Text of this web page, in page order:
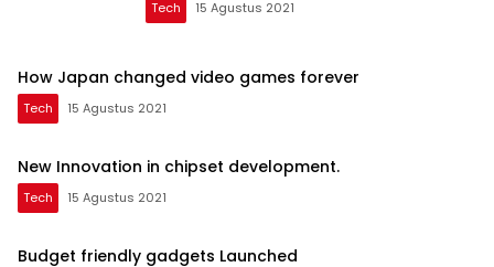
Tech 15 Agustus 2021
How Japan changed video games forever
Tech 15 Agustus 2021
New Innovation in chipset development.
Tech 15 Agustus 2021
Budget friendly gadgets Launched